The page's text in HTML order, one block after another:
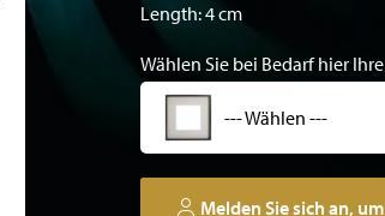
Length: 4 cm
Wählen Sie bei Bedarf hier
--- Wählen ---
Melden Sie sich an,